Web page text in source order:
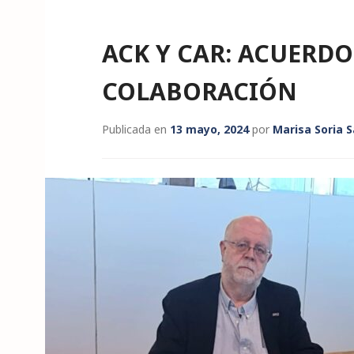
ACK Y CAR:
COLABORACIÓN
Publicada en 13 mayo, 2024por Marisa Soria